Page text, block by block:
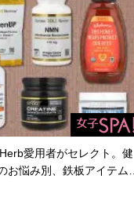
愛用者がセレクト。健
お悩み別、鉄板アイテム…